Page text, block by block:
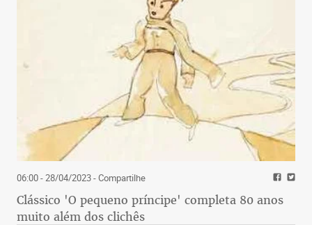
06:00 - 28/04/2023- Compartilhe
Clássico 'O pequeno príncipe' completa 80 anos
muito além dos clichês